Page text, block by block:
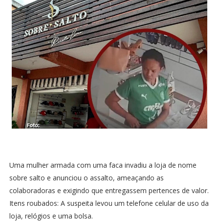
Uma mulher armada com uma faca invadiu a loja de nome
sobre salto e anunciou o assalto, ameaçando as
colaboradoras e exigindo que entregassem pertences de valor.
Itens roubados: A suspeita levou um telefone celular de uso da
loja, relógios e uma bolsa.